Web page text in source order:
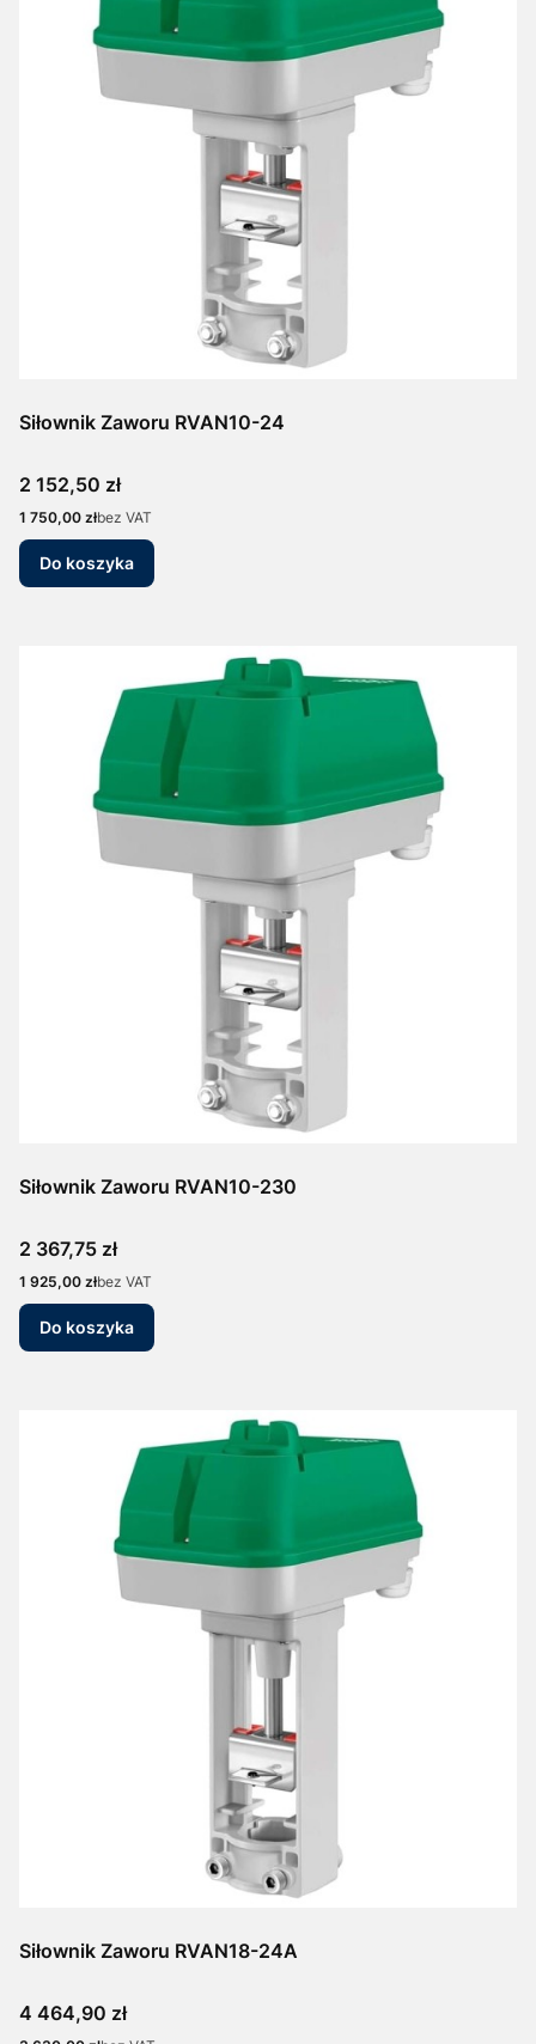
Siłownik Zaworu RVAN10-24
Cena
2 152,50 zł
Cena
1 750,00 złbez VAT
Do koszyka
Siłownik Zaworu RVAN10-230
Cena
2 367,75 zł
Cena
1 925,00 złbez VAT
Do koszyka
Siłownik Zaworu RVAN18-24A
Cena
4 464,90 zł